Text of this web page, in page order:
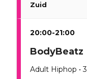
Zuid
20:00-21:00
BodyBeatz
Adult Hiphop •